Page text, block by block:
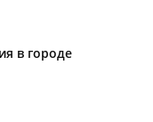
в городе